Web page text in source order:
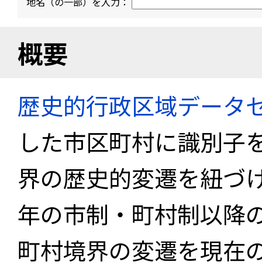
概要
歴史的行政区域データ
した市区町村に識別子
界の歴史的変遷を紐づ
年の市制・町村制以降
町村境界の変遷を現在